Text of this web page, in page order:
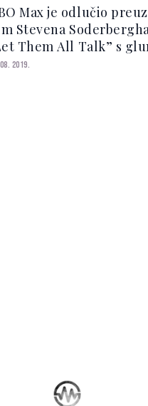
Max je odlučio
Stevena
Them All Talk” s
Streep će se
2019.